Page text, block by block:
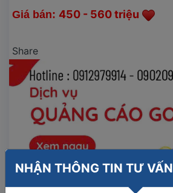
Giá bán: 450 - 560 triệu
Share
NHẬN THÔNG TIN TƯ VẤN